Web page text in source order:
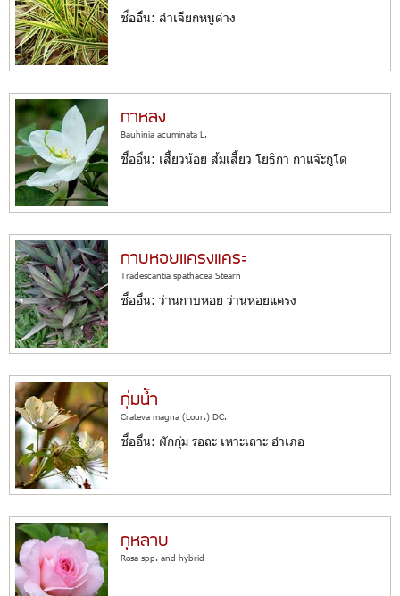
ชื่ออื่น: ลำเจียกหนูด่าง
กาหลง
Bauhinia acuminata L.
ชื่ออื่น: เสี้ยวน้อย ส้มเสี้ยว โยธิกา กาแจ๊ะกูโด
กาบหอยเเครงแคระ
Tradescantia spathacea Stearn
ชื่ออื่น: ว่านกาบหอย ว่านหอยแครง
กุ่มน้ำ
Crateva magna (Lour.) DC.
ชื่ออื่น: ผักกุ่ม รอถะ เหาะเถาะ อำเภอ
กุหลาบ
Rosa spp. and hybrid